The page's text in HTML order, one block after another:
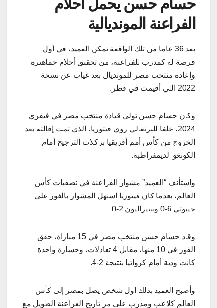
الفراعنة المونديالية
بعد 36 عاما من تلك الواقعة تمكن العميد، في أول
فرصة له كمدرب للفراعنة، من تحقيق أحلام جماهيره
وإعادة منتخب مصر للمونديال بعد غياب عن نسخة
2022 التي أقيمت في قطر.
وكان حسام حسن تولى قيادة منتخب مصر في فيفري
2024، خلفا للبرتغالي روي فيتوريا، الذي تمت إقالته بعد
الخروج من كأس أمم أفريقيا بركلات الترجيح أمام
الكونغو الديمقراطية.
واستأنف “العميد” مشوار الفراعنة في تصفيات كأس
العالم، بعدما كان فيتوريا استهل المشوار بالفوز على
جيبوتي 6-0 وسيراليون 2-0.
وقاد حسام حسن منتخب مصر في 15 مباراة، حقق
الفوز في 10 منها، مقابل 4 تعادلات، وخسارة واحدة
كانت ودية أمام كرواتيا بنتيجة 2-4.
وأصبح العميد بذلك اول شخص يصل بمصر إلى كأس
العالم كلاعب ومدرب على مر تاريخ الفراعنة الطويل مع